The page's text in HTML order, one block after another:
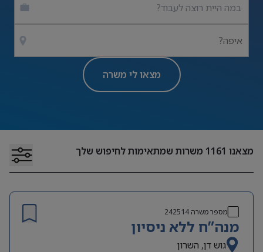
איפה?
מצאו לי משרה
מצאנו 1161 משרות שמתאימות לחיפוש שלך
מספר משרה242514
מנה”ח ללא ניסיון
גוש דן, השרון